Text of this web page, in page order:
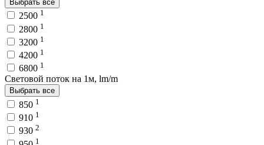
Выбрать все
2500 1
2800 1
3200 1
4200 1
6800 1
Световой поток на 1м, lm/m
Выбрать все
850 1
910 1
930 2
1